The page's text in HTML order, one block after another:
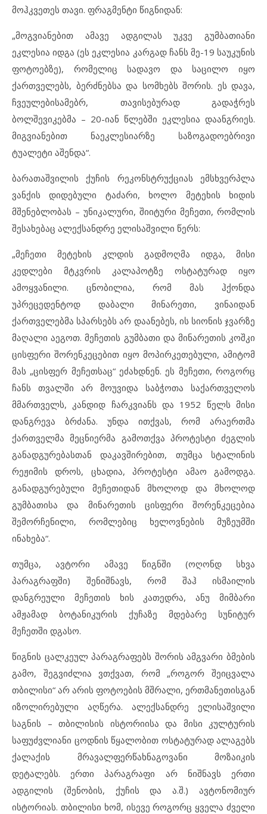
მოჰკვეთეს თავი. ფრაგმენტი წიგნიდან:
„მოგვიანებით ამავე ადგილას უკვე გუმბათიანი
ეკლესია იდგა (ეს ეკლესია კარგად ჩანს მე-19 საუკუნის
ფოტოებზე), რომელიც სადავო და საცილო იყო
ქართველებს, ბერძნებსა და სომხებს შორის. ეს დავა,
ჩვეულებისამებრ, თავისებურად გადაჭრეს
ბოლშევიკებმა – 20-იან წლებში ეკლესია დაანგრიეს.
მიგვიანებით ნაეკლესიარზე საზოგადოებრივი
ტუალეტი აშენდა“.
ბარათაშვილის ქუჩის რეკონსტრუქციას ემსხვერპლა
ვანქის დიდებული ტაძარი, ხოლო მეტეხის ხიდის
მშენებლობას – უნიკალური, შიიტური მეჩეთი, რომლის
შესახებაც ალექსანდრე ელისაშვილი წერს:
„მეჩეთი მეტეხის კლდის გადმოღმა იდგა, მისი
კედლები მტკვრის კალაპოტზე ოსტატურად იყო
ამოყვანილი. ცნობილია, რომ მას ჰქონდა
უპრეცედენტოდ დაბალი მინარეთი, ვინაიდან
ქართველებმა სპარსებს არ დაანებეს, ის სიონის ჯვარზე
მაღალი აეგოთ. მეჩეთის გუმბათი და მინარეთის კოშკი
ცისფერი შორენკეცებით იყო მოპირკეთებული, ამიტომ
მას „ცისფერ მეჩეთსაც“ ეძახდნენ. ეს მეჩეთი, როგორც
ჩანს თვალში არ მოუვიდა საბჭოთა საქართველოს
მმართველს, კანდიდ ჩარკვიანს და 1952 წელს მისი
დანგრევა ბრძანა. უნდა ითქვას, რომ არაერთმა
ქართველმა მეცნიერმა გამოთქვა პროტესტი ძეგლის
განადგურებასთან დაკავშირებით, თუმცა სტალინის
რეჟიმის დროს, ცხადია, პროტესტი ამაო გამოდგა.
განადგურებული მეჩეთიდან მხოლოდ და მხოლოდ
გუმბათისა და მინარეთის ცისფერი შორენკეცებია
შემორჩენილი, რომლებიც ხელოვნების მუზეუმში
ინახება“.
თუმცა, ავტორი ამავე წიგნში (ოღონდ სხვა
პარაგრაფში) შენიშნავს, რომ შაჰ ისმაილის
დანგრეული მეჩეთის ხის კათედრა, ანუ მიმბარი
ამჟამად ბოტანიკურის ქუჩაზე მდებარე სუნიტურ
მეჩეთში დგასო.
წიგნის ცალკეულ პარაგრაფებს შორის ამგვარი ბმების
გამო, შეგვიძლია ვთქვათ, რომ „როგორ შეიცვალა
თბილისი“ არ არის ფოტოების მშრალი, ერთმანეთისგან
იზოლირებული აღწერა. ალექსანდრე ელისაშვილი
საგნის – თბილისის ისტორიისა და მისი კულტურის
საფუძვლიანი ცოდნის წყალობით ოსტატურად ალაგებს
ქალაქის მრავალფერწახნაგოვანი მოზაიკის
დეტალებს. ერთი პარაგრაფი არ ნიშნავს ერთი
ადგილის (შენობის, ქუჩის და ა.შ.) ავტონომიურ
ისტორიას. თბილისი ხომ, ისევე როგორც ყველა ძველი